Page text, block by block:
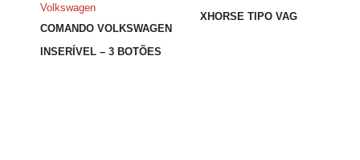
Volkswagen
COMANDO VOLKSWAGEN
INSERÍVEL – 3 BOTÕES
XHORSE TIPO VAG